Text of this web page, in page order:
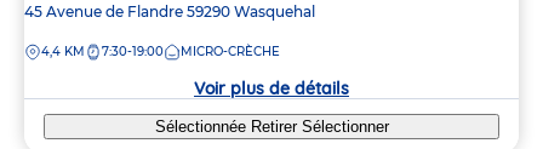
Adresse
la
45 Avenue de Flandre 59290 Wasquehal
DISTANCE
4,4 KM 7:30-19:00 MICRO-CRÈCHE
Voir plus de détails
Sélectionnée Retirer Sélectionner